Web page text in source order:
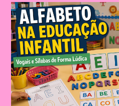
SÍLABAS
PARA
TRABALHAR
DE
FORMA
LÚDICA
NA
EDUCAÇÃO
INFANTIL